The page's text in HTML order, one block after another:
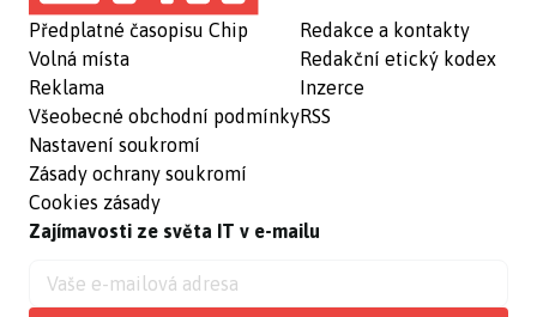
Předplatné časopisu Chip
Volná místa
Reklama
Všeobecné obchodní podmínky
Nastavení soukromí
Zásady ochrany soukromí
Cookies zásady
Redakce a kontakty
Redakční etický kodex
Inzerce
RSS
Zajímavosti ze světa IT v e-mailu